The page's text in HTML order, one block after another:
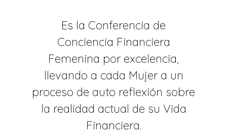
Es la Conferencia de
Conciencia Financiera
Femenina por excelencia,
llevando a cada Mujer a un
proceso de auto reflexión sobre
la realidad actual de su Vida
Financiera.